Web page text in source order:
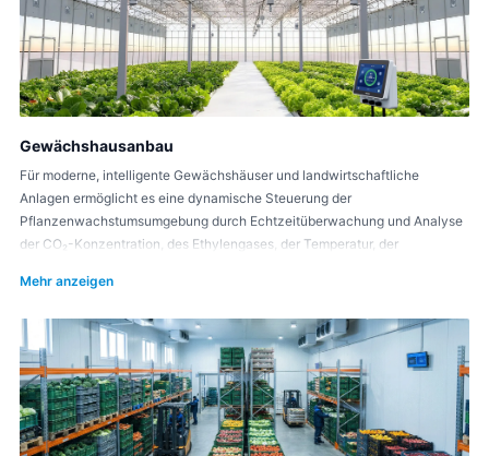
Gewächshausanbau
Für moderne, intelligente Gewächshäuser und landwirtschaftliche
Anlagen ermöglicht es eine dynamische Steuerung der
Pflanzenwachstumsumgebung durch Echtzeitüberwachung und Analyse
der CO₂-Konzentration, des Ethylengases, der Temperatur, der
Beleuchtungs- und Umweltanpassungssysteme verbessern die
Mehr anzeigen